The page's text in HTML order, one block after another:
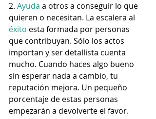
2. Ayuda a otros a conseguir lo que
quieren o necesitan. La escalera al
éxito esta formada por personas
que contribuyan. Sólo los actos
importan y ser detallista cuenta
mucho. Cuando haces algo bueno
sin esperar nada a cambio, tu
reputación mejora. Un pequeño
porcentaje de estas personas
empezarán a devolverte el favor.